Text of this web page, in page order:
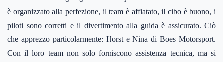
è organizzato alla perfezione, il team è affiatato, il cibo è buono, i
piloti sono corretti e il divertimento alla guida è assicurato. Ciò
che apprezzo particolarmente: Horst e Nina di Boes Motorsport.
Con il loro team non solo forniscono assistenza tecnica, ma si